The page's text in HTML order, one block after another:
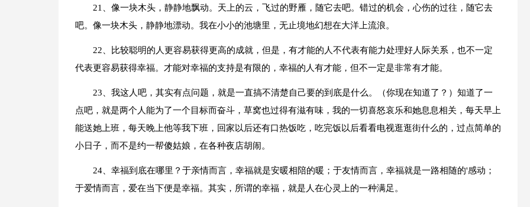
21、像一块木头，静静地飘动。天上的云，飞过的野雁，随它去吧。错过的机会，心伤的过往，随它去
吧。像一块木头，静静地漂动。我在小小的池塘里，无止境地幻想在大洋上流浪。
22、比较聪明的人更容易获得更高的成就，但是，有才能的人不代表有能力处理好人际关系，也不一定
代表更容易获得幸福。才能对幸福的支持是有限的，幸福的人有才能，但不一定是非常有才能。
23、我这人吧，其实有点问题，就是一直搞不清楚自己要的到底是什么。（你现在知道了？）知道了一
点吧，就是两个人能为了一个目标而奋斗，草窝也过得有滋有味，我的一切喜怒哀乐和她息息相关，每天早上
能送她上班，每天晚上他等我下班，回家以后还有口热饭吃，吃完饭以后看看电视逛逛街什么的，过点简单的
小日子，而不是约一帮傻姑娘，在各种夜店胡闹。
24、幸福到底在哪里？于亲情而言，幸福就是安暖相陪的暖；于友情而言，幸福就是一路相随的'感动；
于爱情而言，爱在当下便是幸福。其实，所谓的幸福，就是人在心灵上的一种满足。